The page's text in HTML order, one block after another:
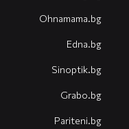
Оhnamama.bg
Edna.bg
Sinoptik.bg
Grabo.bg
Pariteni.bg